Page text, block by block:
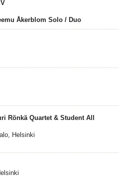
Åkerblom Solo / Duo
Rönkä Quartet & Student All
Helsinki